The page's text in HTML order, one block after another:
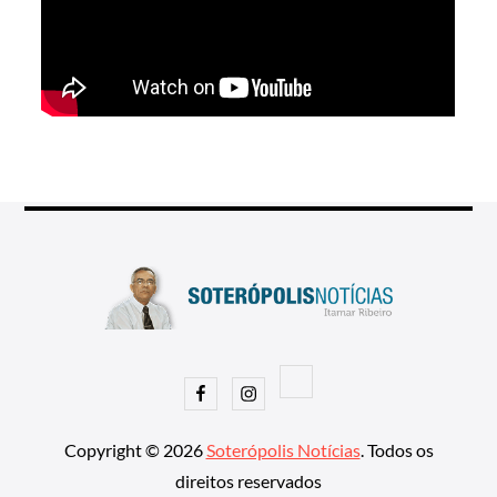
FacebookInstagram
Copyright © 2026 Soterópolis Notícias. Todos os
direitos reservados